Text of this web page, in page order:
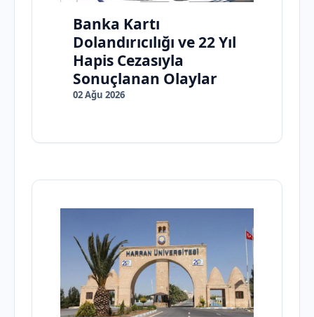
Banka Kartı
Dolandırıcılığı ve 22 Yıl
Hapis Cezasıyla
Sonuçlanan Olaylar
02 Ağu 2026